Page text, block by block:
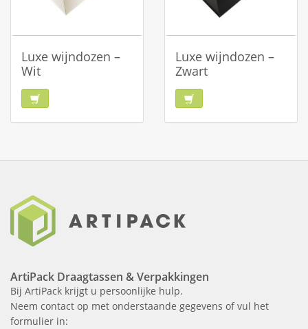
Luxe wijndozen –
Wit
Luxe wijndozen –
Zwart
ArtiPack Draagtassen & Verpakkingen
Bij ArtiPack krijgt u persoonlijke hulp.
Neem contact op met onderstaande gegevens of vul het
formulier in: